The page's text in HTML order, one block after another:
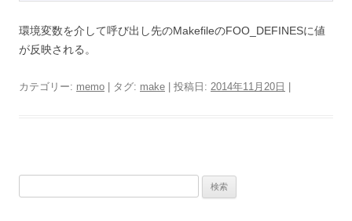
環境変数を介して呼び出し先のMakefileのFOO_DEFINESに値
が反映される。
カテゴリー: memo | タグ: make | 投稿日: 2014年11月20日